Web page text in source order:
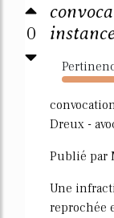
0
4930%
Dreux -
Publié par
Une
reprochée